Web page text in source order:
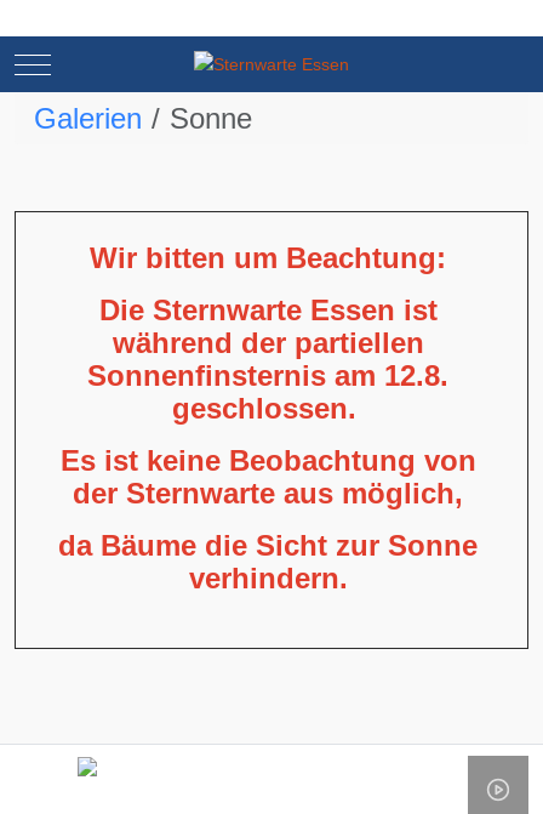
Mobile Menu Toggle
Galerien Sonne
Wir bitten um Beachtung:
Die Sternwarte Essen ist
während der partiellen
Sonnenfinsternis am 12.8.
geschlossen.
Es ist keine Beobachtung von
der Sternwarte aus möglich,
da Bäume die Sicht zur Sonne
verhindern.